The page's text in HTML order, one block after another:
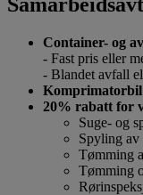
Container- og
- Fast pris eller
- Blandet avfall
Komprimatorbil
20% rabatt for
Suge- og
Spyling av
Tømming
Tømming